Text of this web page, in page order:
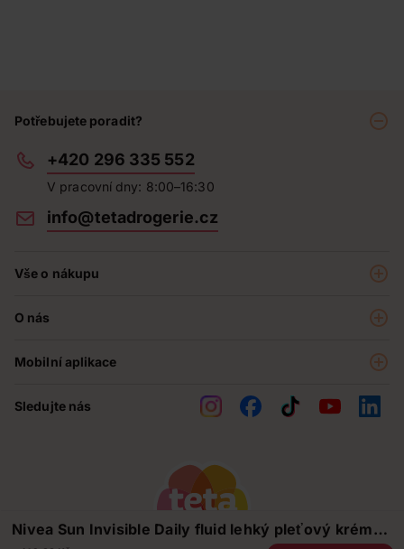
Nivea Sun Invisible Daily fluid lehký pleťový krém
Potřebujete poradit?
+420 296 335 552
V pracovní dny: 8:00–16:30
info@tetadrogerie.cz
Vše o nákupu
Prodejny
Obchodní podmínky
O nás
Teta pomáhá
Kontakty
Mobilní aplikace
Sledujte nás